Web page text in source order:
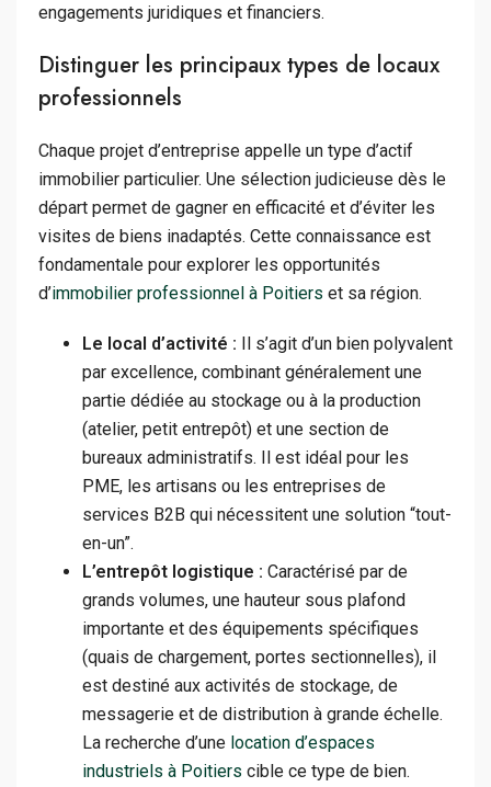
engagements juridiques et financiers.
Distinguer les principaux types de locaux
professionnels
Chaque projet d’entreprise appelle un type d’actif
immobilier particulier. Une sélection judicieuse dès le
départ permet de gagner en efficacité et d’éviter les
visites de biens inadaptés. Cette connaissance est
fondamentale pour explorer les opportunités
d’immobilier professionnel à Poitiers et sa région.
Le local d’activité : Il s’agit d’un bien polyvalent
par excellence, combinant généralement une
partie dédiée au stockage ou à la production
(atelier, petit entrepôt) et une section de
bureaux administratifs. Il est idéal pour les
PME, les artisans ou les entreprises de
services B2B qui nécessitent une solution “tout-
en-un”.
L’entrepôt logistique : Caractérisé par de
grands volumes, une hauteur sous plafond
importante et des équipements spécifiques
(quais de chargement, portes sectionnelles), il
est destiné aux activités de stockage, de
messagerie et de distribution à grande échelle.
La recherche d’une location d’espaces
industriels à Poitiers cible ce type de bien.